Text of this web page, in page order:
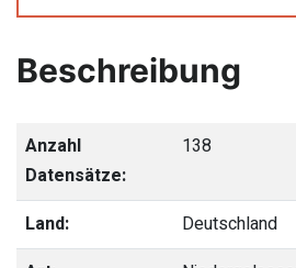
Beschreibung
Anzahl
Datensätze:
138
Land:
Deutschland